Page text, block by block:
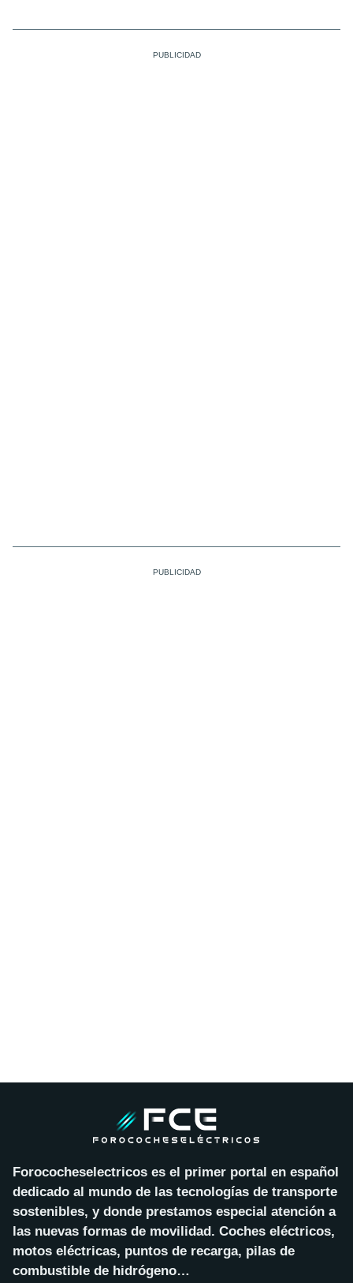
Forococheselectricos es el primer portal en español
dedicado al mundo de las tecnologías de transporte
sostenibles, y donde prestamos especial atención a
las nuevas formas de movilidad. Coches eléctricos,
motos eléctricas, puntos de recarga, pilas de
combustible de hidrógeno…